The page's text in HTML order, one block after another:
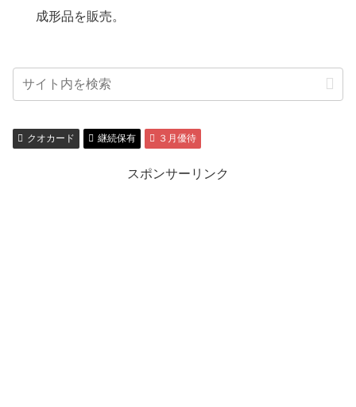
成形品を販売。
クオカード 継続保有 ３月優待
スポンサーリンク